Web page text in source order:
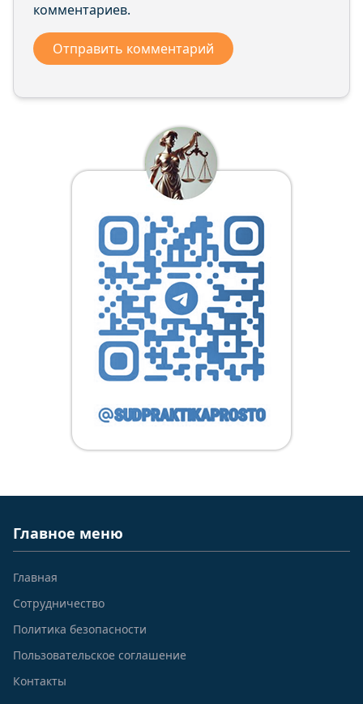
комментариев.
Главное меню
Главная
Сотрудничество
Политика безопасности
Пользовательское соглашение
Контакты